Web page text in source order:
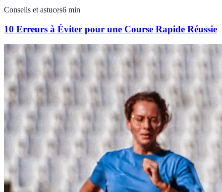
Conseils et astuces6 min
10 Erreurs à Éviter pour une Course Rapide Réussie